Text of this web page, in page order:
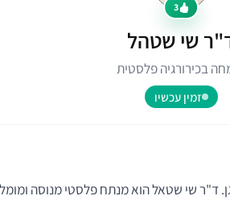
3
שי שטהל
בכירורגיה פלסטית
זמין עכשיו
שי שטאל הוא מנתח פלסטי מנוסה